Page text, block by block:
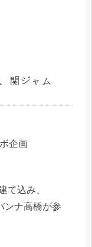
関ジャム
企画
て込み、
ンナ高橋が参